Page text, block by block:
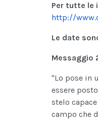
Per tutte le
http://
Le date
Messaggio
"Lo pose in
essere
stelo
campo che